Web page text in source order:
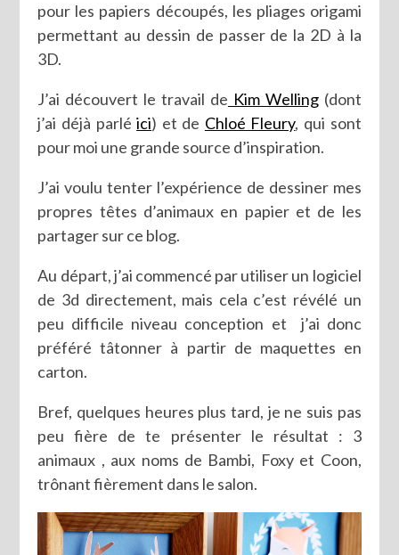
pour les papiers découpés, les pliages origami
permettant au dessin de passer de la 2D à la
3D.
J’ai découvert le travail de Kim Welling(dont
j’ai déjà parléici) et de Chloé Fleury, qui sont
pour moi une grande source d’inspiration.
J’ai voulu tenter l’expérience de dessiner mes
propres têtes d’animaux en papier et de les
partager sur ce blog.
Au départ, j’ai commencé par utiliser un logiciel
de 3d directement, mais cela c’est révélé un
peu difficile niveau conception et j’ai donc
préféré tâtonner à partir de maquettes en
carton.
Bref, quelques heures plus tard, je ne suis pas
peu fière de te présenter le résultat : 3
animaux , aux noms de Bambi, Foxy et Coon,
trônant fièrement dans le salon.